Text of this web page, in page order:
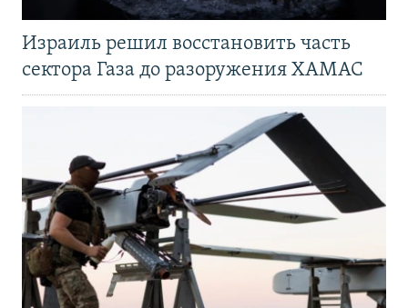
Израиль решил восстановить часть
сектора Газа до разоружения ХАМАС